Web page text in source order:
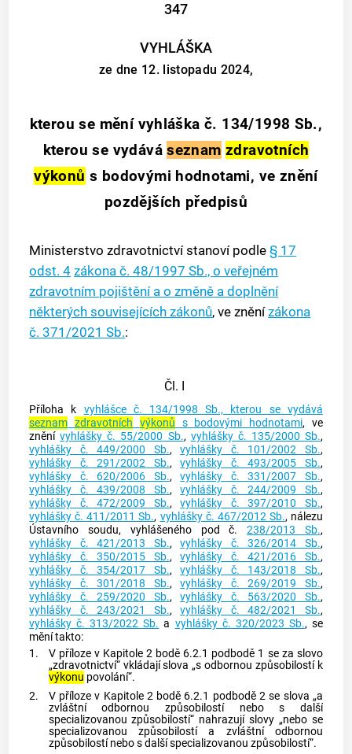
347
VYHLÁŠKA
ze dne 12. listopadu 2024,
kterou se mění vyhláška č. 134/1998 Sb.,
kterou se vydáváseznam zdravotních
výkonů s bodovými hodnotami, ve znění
pozdějších předpisů
Ministerstvo zdravotnictví stanoví podle§ 17
odst. 4 zákona č. 48/1997 Sb., o veřejném
zdravotním pojištění a o změně a doplnění
některých souvisejících zákonů, ve zněnízákona
č. 371/2021 Sb.:
Čl. I
Příloha k vyhlášce č. 134/1998 Sb., kterou se vydává
seznam zdravotních výkonů s bodovými hodnotami, ve
zněnívyhlášky č. 55/2000 Sb., vyhlášky č. 135/2000 Sb.,
vyhlášky č. 449/2000 Sb.,vyhlášky č. 101/2002 Sb.,
vyhlášky č. 291/2002 Sb.,vyhlášky č. 493/2005 Sb.,
vyhlášky č. 620/2006 Sb.,vyhlášky č. 331/2007 Sb.,
vyhlášky č. 439/2008 Sb.,vyhlášky č. 244/2009 Sb.,
vyhlášky č. 472/2009 Sb.,vyhlášky č. 397/2010 Sb.,
vyhlášky č. 411/2011 Sb., vyhlášky č. 467/2012 Sb., nálezu
Ústavního soudu, vyhlášeného pod č.238/2013 Sb.,
vyhlášky č. 421/2013 Sb.,vyhlášky č. 326/2014 Sb.,
vyhlášky č. 350/2015 Sb.,vyhlášky č. 421/2016 Sb.,
vyhlášky č. 354/2017 Sb.,vyhlášky č. 143/2018 Sb.,
vyhlášky č. 301/2018 Sb.,vyhlášky č. 269/2019 Sb.,
vyhlášky č. 259/2020 Sb.,vyhlášky č. 563/2020 Sb.,
vyhlášky č. 243/2021 Sb.,vyhlášky č. 482/2021 Sb.,
vyhlášky č. 313/2022 Sb. a vyhlášky č. 320/2023 Sb., se
mění takto:
1.
V příloze v Kapitole 2 bodě 6.2.1 podbodě 1 se za slovo
„zdravotnictví“ vkládají slova „s odbornou způsobilostí k
výkonu povolání“.
2.
V příloze v Kapitole 2 bodě 6.2.1 podbodě 2 se slova „a
zvláštní odbornou způsobilostí nebo s další
specializovanou způsobilostí“ nahrazují slovy „nebo se
specializovanou způsobilostí a zvláštní odbornou
způsobilostí nebo s další specializovanou způsobilostí“.